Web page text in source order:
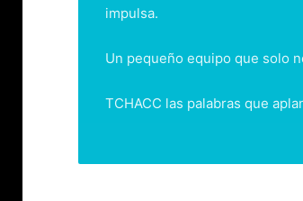
impulsa.
Un pequeño equipo que solo
TCHACC las palabras que